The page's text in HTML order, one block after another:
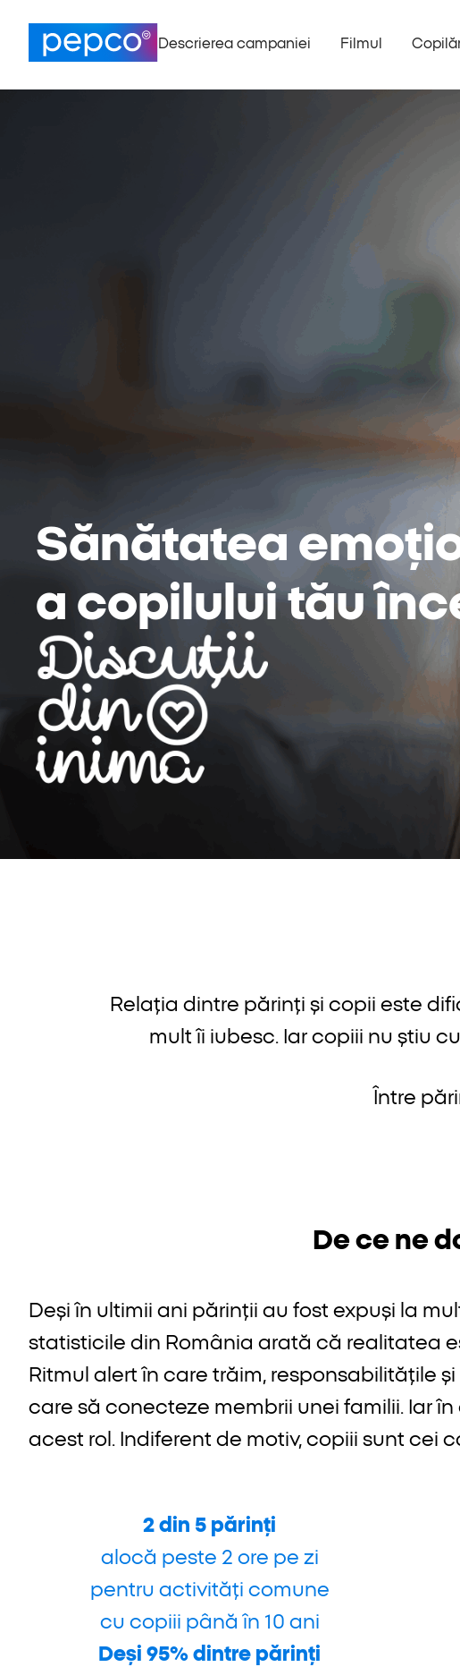
Descrierea campaniei Filmul
Sănătatea
a copilului tău
Relația dintre părinți și copii este
mult îi iubesc. Iar copiii nu știu
Între
De ce ne
Deși în ultimii ani părinții au fost expuși la
statisticile din România arată că realitatea
Ritmul alert în care trăim, responsabilitățile
care să conecteze membrii unei familii. Iar
acest rol. Indiferent de motiv, copiii sunt cei
2 din 5 părinți
alocă peste 2 ore pe zi
pentru activități comune
cu copiii până în 10 ani
Deși 95% dintre părinți